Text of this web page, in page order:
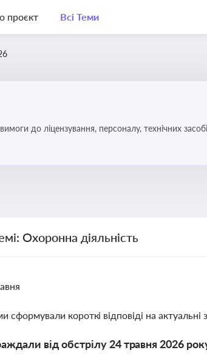
проєкт Всі Теми
до ліцензування, персоналу, технічних
Охоронна діяльність
сформували короткі відповіді на актуальні
від обстрілу 24 травня 2026